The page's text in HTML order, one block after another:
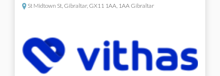
St Midtown St, Gibraltar, GX11 1AA, 1AA Gibraltar